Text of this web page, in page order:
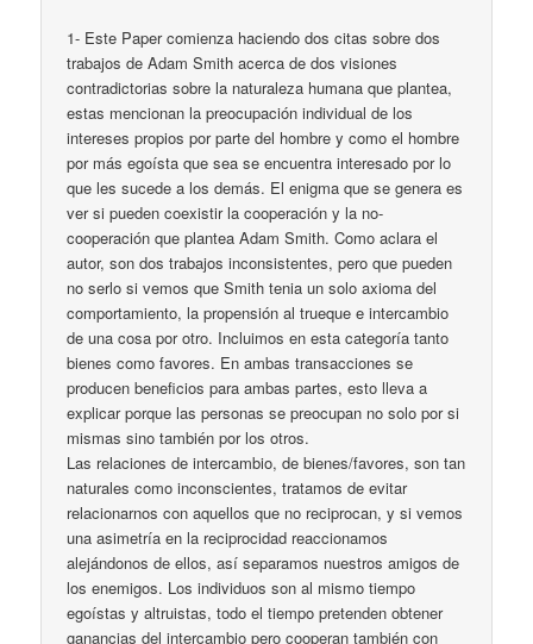
1- Este Paper comienza haciendo dos citas sobre dos
trabajos de Adam Smith acerca de dos visiones
contradictorias sobre la naturaleza humana que plantea,
estas mencionan la preocupación individual de los
intereses propios por parte del hombre y como el hombre
por más egoísta que sea se encuentra interesado por lo
que les sucede a los demás. El enigma que se genera es
ver si pueden coexistir la cooperación y la no-
cooperación que plantea Adam Smith. Como aclara el
autor, son dos trabajos inconsistentes, pero que pueden
no serlo si vemos que Smith tenia un solo axioma del
comportamiento, la propensión al trueque e intercambio
de una cosa por otro. Incluimos en esta categoría tanto
bienes como favores. En ambas transacciones se
producen beneficios para ambas partes, esto lleva a
explicar porque las personas se preocupan no solo por si
mismas sino también por los otros.
Las relaciones de intercambio, de bienes/favores, son tan
naturales como inconscientes, tratamos de evitar
relacionarnos con aquellos que no reciprocan, y si vemos
una asimetría en la reciprocidad reaccionamos
alejándonos de ellos, así separamos nuestros amigos de
los enemigos. Los individuos son al mismo tiempo
egoístas y altruistas, todo el tiempo pretenden obtener
ganancias del intercambio pero cooperan también con